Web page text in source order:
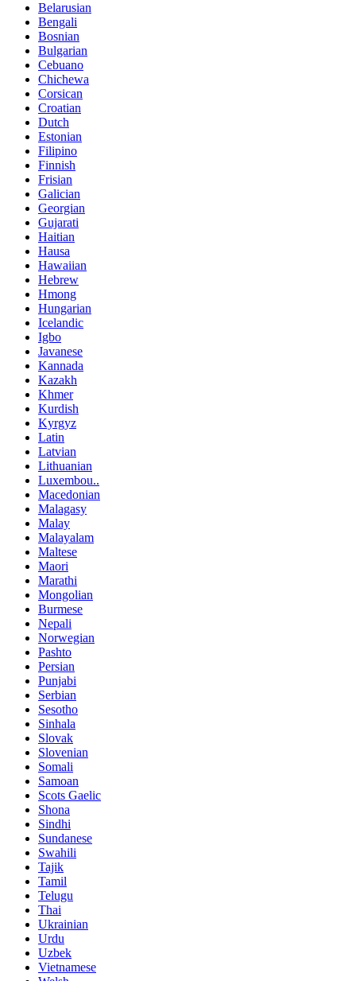
Belarusian
Bengali
Bosnian
Bulgarian
Cebuano
Chichewa
Corsican
Croatian
Dutch
Estonian
Filipino
Finnish
Frisian
Galician
Georgian
Gujarati
Haitian
Hausa
Hawaiian
Hebrew
Hmong
Hungarian
Icelandic
Igbo
Javanese
Kannada
Kazakh
Khmer
Kurdish
Kyrgyz
Latin
Latvian
Lithuanian
Luxembou..
Macedonian
Malagasy
Malay
Malayalam
Maltese
Maori
Marathi
Mongolian
Burmese
Nepali
Norwegian
Pashto
Persian
Punjabi
Serbian
Sesotho
Sinhala
Slovak
Slovenian
Somali
Samoan
Scots Gaelic
Shona
Sindhi
Sundanese
Swahili
Tajik
Tamil
Telugu
Thai
Ukrainian
Urdu
Uzbek
Vietnamese